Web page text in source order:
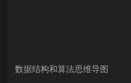
数据结构和算法思维导图